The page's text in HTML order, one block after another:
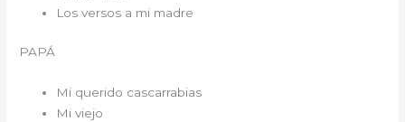
Los versos a mi madre
PAPÁ
Mi querido cascarrabias
Mi viejo